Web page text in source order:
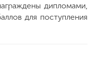
дипломами,
для поступления